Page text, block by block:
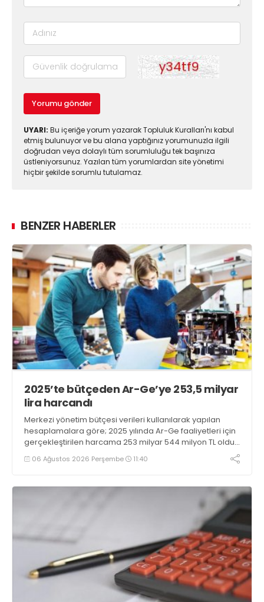
Yorumu gönder
UYARI: Bu içeriğe yorum yazarak Topluluk Kuralları'nı kabul
etmiş bulunuyor ve bu alana yaptığınız yorumunuzla ilgili
doğrudan veya dolaylı tüm sorumluluğu tek başınıza
üstleniyorsunuz. Yazılan tüm yorumlardan site yönetimi
hiçbir şekilde sorumlu tutulamaz.
BENZER HABERLER
2025’te bütçeden Ar-Ge’ye 253,5 milyar
lira harcandı
Merkezi yönetim bütçesi verileri kullanılarak yapılan
hesaplamalara göre; 2025 yılında Ar-Ge faaliyetleri için
gerçekleştirilen harcama 253 milyar 544 milyon TL oldu.
Ar-Ge harcamalarının merkezi yönetim bütçesi
içerisindeki oranı yüzde 1,58 oldu
06 Ağustos 2026 Perşembe 11:40